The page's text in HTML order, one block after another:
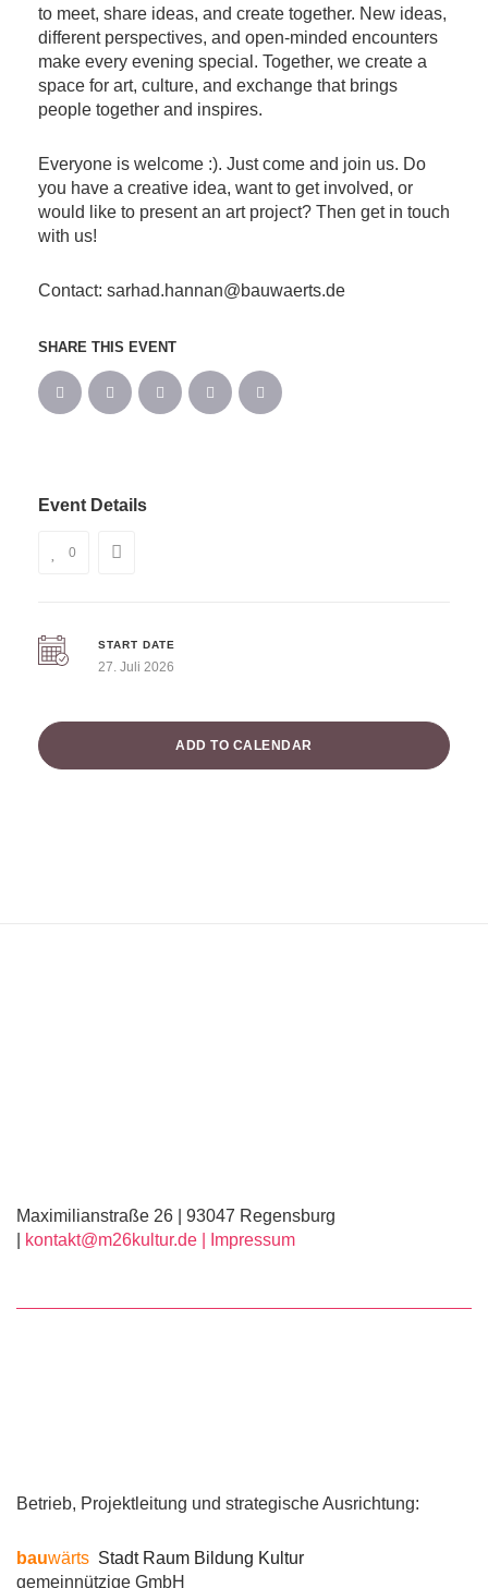
to meet, share ideas, and create together. New ideas,
different perspectives, and open-minded encounters
make every evening special. Together, we create a
space for art, culture, and exchange that brings
people together and inspires.
Everyone is welcome :). Just come and join us. Do
you have a creative idea, want to get involved, or
would like to present an art project? Then get in touch
with us!
Contact: sarhad.hannan@bauwaerts.de
SHARE THIS EVENT
Event Details
0
START DATE
27. Juli 2026
ADD TO CALENDAR
Maximilianstraße 26 | 93047 Regensburg
kontakt@m26kultur.de | Impressum
Betrieb, Projektleitung und strategische Ausrichtung:
bauwärts Stadt Raum Bildung Kultur
gemeinnützige GmbH